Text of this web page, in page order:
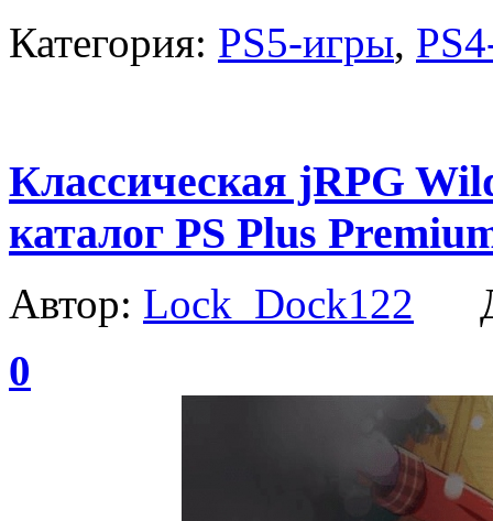
Категория: PS5-игры,
Классическая jRPG
каталог PS Plus
Автор: Lock_Dock122
0